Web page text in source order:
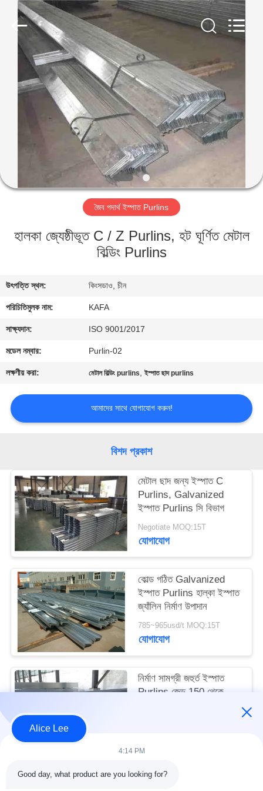
পণ্য
ভিআর
শো
আমাদের
কারখানা
পরিদর্শন
গুণমান
নিয়ন্ত্রণ
আমাদের
সাথে
করুন
খবর
মামলা
সাইট
ম্যাপ
গোপনীয়তা
নীতি
Qingdao
Fabrication
Reserved.
জৈব পদার্থ ইস্পাত Purlins
হালকা জ্যেষ্ঠীভূত C / Z Purlins, হট ঘূর্ণিত মেটাল
বিল্ডিং Purlins
উৎপত্তি স্থল: কিংসডাও, চীন
পরিচিতিমুলক নাম: KAFA
সাক্ষ্যদান: ISO 9001/2017
মডেল নম্বার: Purlin-02
লক্ষণীয় করা: মেটাল বিল্ডিং purlins,ইস্পাত ছাদ purlins
আমাদের সাথে যোগাযোগ করুন!
বিশদ প্রকাশ
মেটাল ছাদ জন্য ইস্পাত C
Purlins, Galvanized
ইস্পাত Purlins সি বিভাগ
Negotiate MOQ:15T
যোগাযোগ
কোল্ড গঠিত Galvanized
ইস্পাত Purlins হাল্কা ইস্পাত
জ্যাঁলিন নির্মাণ উপাদান
785~965usd/t MOQ:15T
যোগাযোগ
নির্মাণ সামগ্রী জহুর্ত ইস্পাত
Purlins জেড 150 থেকে
Alice Lee
4:14 PM
Good day, what product are you looking for?